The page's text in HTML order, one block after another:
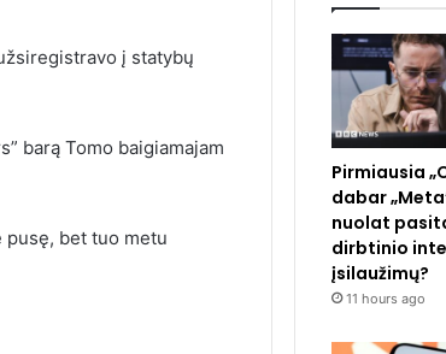
į statybų
barą Tomo baigiamajam
pusę, bet tuo metu
Pirmiausia
dabar
nuolat
dirbtinio
įsilaužimų?
11 hours ago